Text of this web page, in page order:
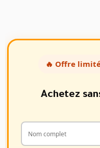
🔥 Offre
Achetez